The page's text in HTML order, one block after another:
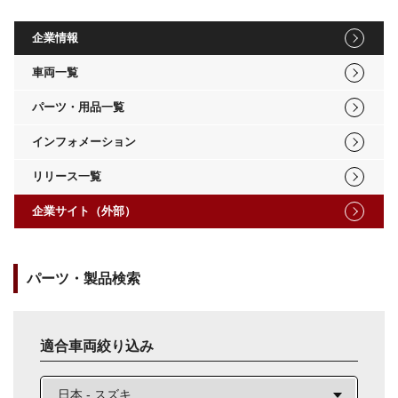
企業情報
車両一覧
パーツ・用品一覧
インフォメーション
リリース一覧
企業サイト（外部）
パーツ・製品検索
適合車両絞り込み